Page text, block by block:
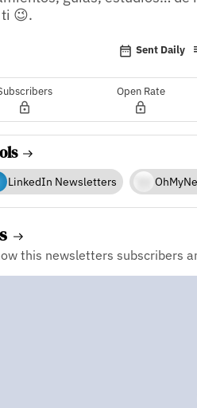
😉.
Sent Daily
Open Rate
LinkedIn Newsletters
this newsletters subscribers